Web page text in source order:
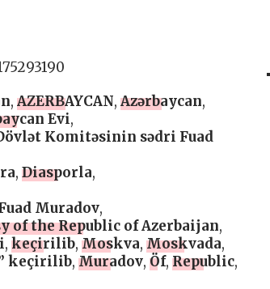
, AZERBAYCAN, Azərbaycan,
Evi,
Komitəsinin sədri Fuad
, Diasporla,
Muradov,
of the Republic of Azerbaijan,
, keçirilib, Moskva, Moskvada,
keçirilib, Muradov, Öf, Republic,